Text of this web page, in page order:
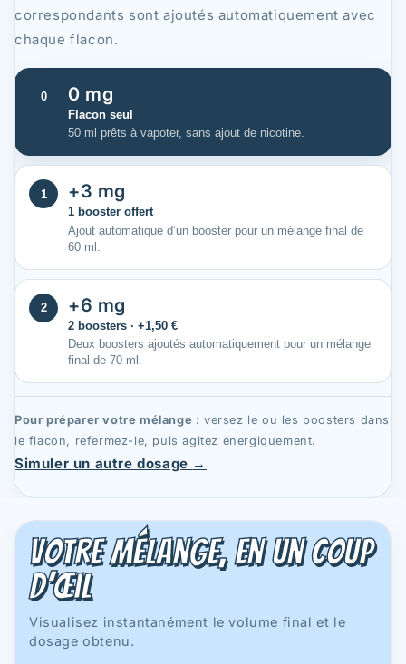
correspondants sont ajoutés automatiquement avec
chaque flacon.
0 0 mg
Flacon seul
50 ml prêts à vapoter, sans ajout de nicotine.
1 +3 mg
1 booster offert
Ajout automatique d’un booster pour un mélange final de
60 ml.
2 +6 mg
2 boosters · +1,50 €
Deux boosters ajoutés automatiquement pour un mélange
final de 70 ml.
Pour préparer votre mélange : versez le ou les boosters dans
le flacon, refermez-le, puis agitez énergiquement.
Simuler un autre dosage →
Votre mélange, en un coup
d’œil
Visualisez instantanément le volume final et le
dosage obtenu.